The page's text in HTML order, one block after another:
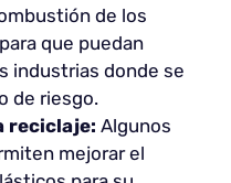
de los
que puedan
industrias donde se
de riesgo.
reciclaje: Algunos
mejorar el